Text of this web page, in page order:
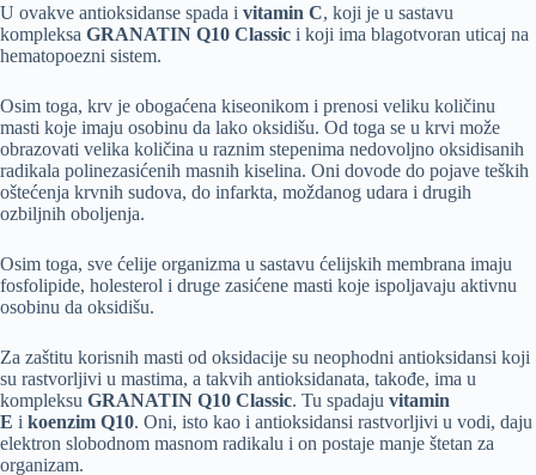
U ovakve antioksidanse spada i vitamin C, koji je u sastavu
kompleksa GRANATIN Q10 Classic i koji ima blagotvoran uticaj na
hematopoezni sistem.
Osim toga, krv je obogaćena kiseonikom i prenosi veliku količinu
masti koje imaju osobinu da lako oksidišu. Od toga se u krvi može
obrazovati velika količina u raznim stepenima nedovoljno oksidisanih
radikala polinezasićenih masnih kiselina. Oni dovode do pojave teških
oštećenja krvnih sudova, do infarkta, moždanog udara i drugih
ozbiljnih oboljenja.
Osim toga, sve ćelije organizma u sastavu ćelijskih membrana imaju
fosfolipide, holesterol i druge zasićene masti koje ispoljavaju aktivnu
osobinu da oksidišu.
Za zaštitu korisnih masti od oksidacije su neophodni antioksidansi koji
su rastvorljivi u mastima, a takvih antioksidanata, takođe, ima u
kompleksu GRANATIN Q10 Classic. Tu spadaju vitamin
E i koenzim Q10. Oni, isto kao i antioksidansi rastvorljivi u vodi, daju
elektron slobodnom masnom radikalu i on postaje manje štetan za
organizam.